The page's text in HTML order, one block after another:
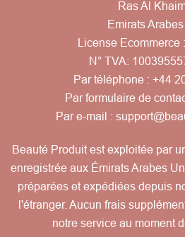
Ras Al
Emirats
License Ecommerce
N° TVA:
Par téléphone : +44
Par formulaire de
Par e-mail :
Beauté Produit est exploitée par
enregistrée aux Émirats Arabes
préparées et expédiées depuis
l'étranger. Aucun frais
notre service au moment